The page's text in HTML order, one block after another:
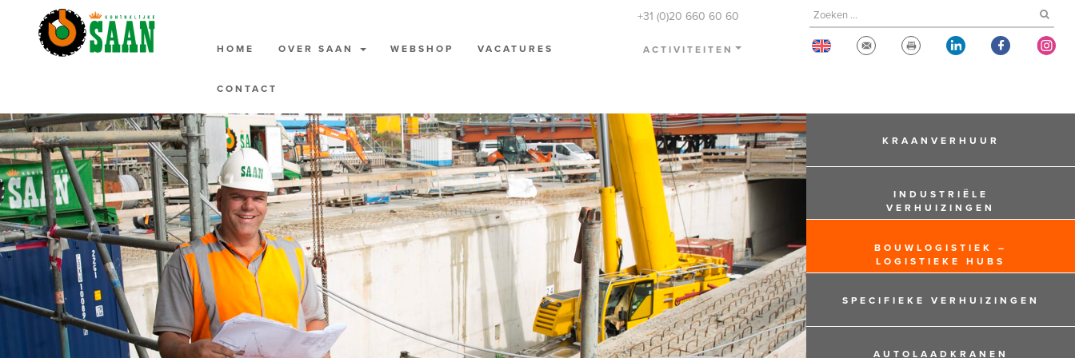
HOME OVER SAAN WEBSHOP VACATURES
CONTACT
+31 (0)20 660 60 60
ACTIVITEITEN
KRAANVERHUUR
INDUSTRIËLE
VERHUIZINGEN
BOUWLOGISTIEK –
LOGISTIEKE HUBS
SPECIFIEKE VERHUIZINGEN
AUTOLAADKRANEN